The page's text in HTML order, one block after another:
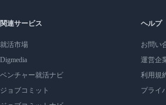
関連サービス
就活市場
Digmedia
ベンチャー就活ナビ
ジョブコミット
ヘルプ
お問い
運営企
利用規
プライ